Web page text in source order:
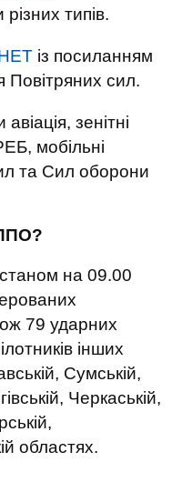
типів.
із посиланням
Повітряних сил.
зенітні
мобільні
та Сил оборони
на 09.00
79 ударних
інших
Сумській,
Черкаській,
областях.